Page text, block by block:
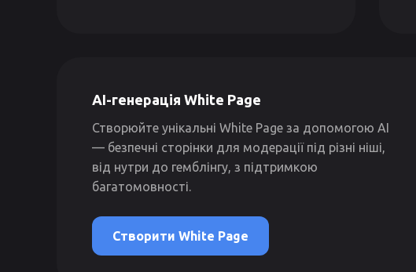
AI-генерація White Page
Створюйте унікальні White Page за допомогою AI
— безпечні сторінки для модерації під різні ніші,
від нутри до гемблінгу, з підтримкою
багатомовності.
Створити White Page